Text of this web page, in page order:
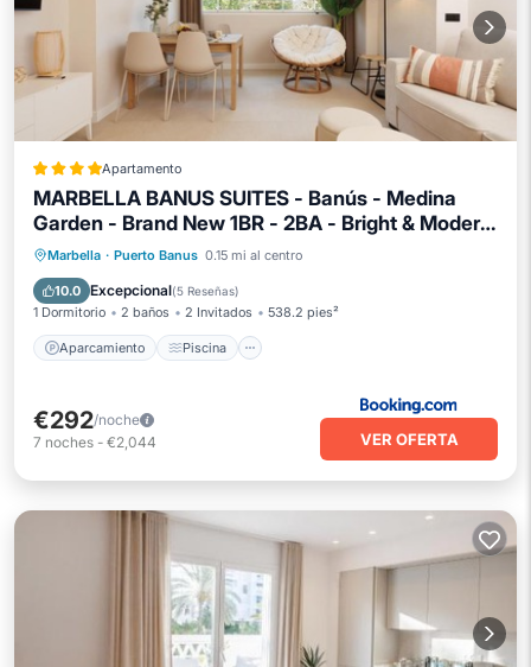
Apartamento
MARBELLA BANUS SUITES - Banús - Medina
Garden - Brand New 1BR - 2BA - Bright & Modern
- Pool - Steps from Puerto Banús Marina - Walk
to El Corte Ing Luxury Shopping Mall
Marbella · Puerto Banus 0.15 mi al centro
10.0 Excepcional(5 Reseñas)
1 Dormitorio 2 baños 2 Invitados 538.2 pies²
Aparcamiento Piscina
Aparcamiento Piscina
Aire acondicionado
€292/noche
7 noches - €2,044 VER OFERTA